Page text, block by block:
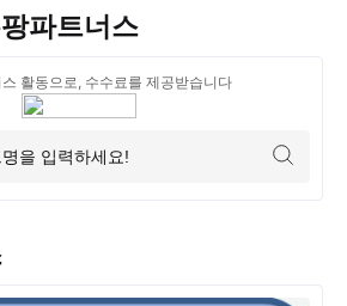
파트너스
활동으로, 수수료를 제공받습니다